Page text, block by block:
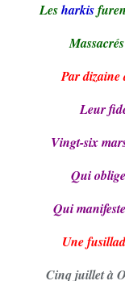
Lesharkis
Par dizaine
Leur
Vingt-six
Qui
Qui
Une
Cinq juillet à